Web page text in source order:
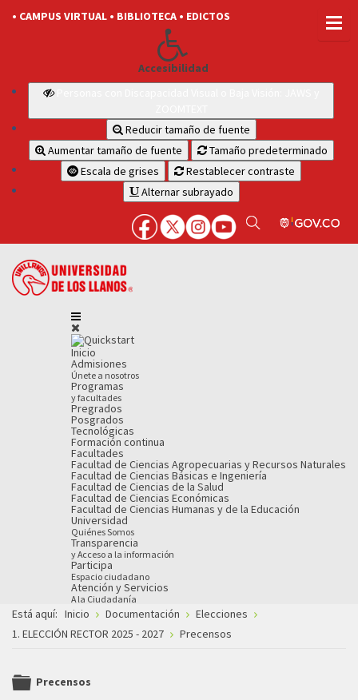
• CAMPUS VIRTUAL • BIBLIOTECA • EDICTOS
Accesibilidad
Reducir tamaño de fuente
Aumentar tamaño de fuente
Tamaño predeterminado
Escala de grises
Restablecer contraste
Alternar subrayado
Inicio
Admisiones
Únete a nosotros
Programas
y facultades
Pregrados
Posgrados
Tecnológicas
Formación continua
Facultades
Facultad de Ciencias Agropecuarias y Recursos Naturales
Facultad de Ciencias Básicas e Ingeniería
Facultad de Ciencias de la Salud
Facultad de Ciencias Económicas
Facultad de Ciencias Humanas y de la Educación
Universidad
Quiénes Somos
Transparencia
y Acceso a la información
Participa
Espacio ciudadano
Atención y Servicios
A la Ciudadanía
Está aquí: Inicio Documentación
Elecciones
1. ELECCIÓN RECTOR 2025 - 2027
Precensos
Precensos